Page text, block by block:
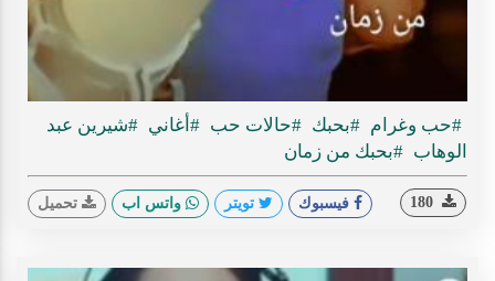
#حب وغرام #بحبك #حالات حب #أغاني #شيرين عبد
الوهاب #بحبك من زمان
فيسبوك تويتر واتس اب تحميل